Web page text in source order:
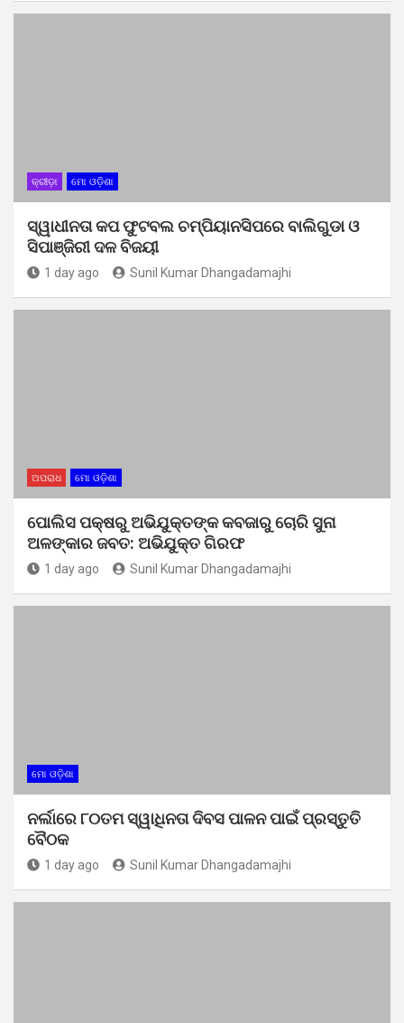
କ୍ରୀଡ଼ା ମୋ ଓଡ଼ିଶା
ସ୍ୱାଧୀନତା କପ ଫୁଟବଲ ଚମ୍ପିୟାନସିପରେ ବାଲିଗୁଡା ଓ
ସିପାଞ୍ଜିରୀ ଦଳ ବିଜୟୀ
1 day ago Sunil Kumar Dhangadamajhi
ଅପରାଧ ମୋ ଓଡ଼ିଶା
ପୋଲିସ ପକ୍ଷରୁ ଅଭିଯୁକ୍ତଙ୍କ କବଜାରୁ ଚୋରି ସୁନା
ଅଳଙ୍କାର ଜବତ: ଅଭିଯୁକ୍ତ ଗିରଫ
1 day ago Sunil Kumar Dhangadamajhi
ମୋ ଓଡ଼ିଶା
ନର୍ଲାରେ ୮୦ତମ ସ୍ୱାଧିନତା ଦିବସ ପାଳନ ପାଇଁ ପ୍ରସ୍ତୁତି
ବୈଠକ
1 day ago Sunil Kumar Dhangadamajhi